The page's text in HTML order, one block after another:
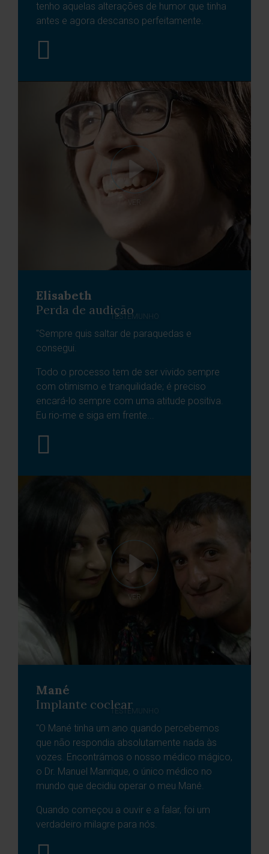
tenho aquelas alterações de humor que tinha
antes e agora descanso perfeitamente.
Elisabeth
Perda de audição
"Sempre quis saltar de paraquedas e
consegui.
Todo o processo tem de ser vivido sempre
com otimismo e tranquilidade; é preciso
encará-lo sempre com uma atitude positiva.
Eu rio-me e siga em frente...
TESTEMUNHO
Mané
Implante coclear
"O Mané tinha um ano quando percebemos
que não respondia absolutamente nada às
vozes. Encontrámos o nosso médico mágico,
o Dr. Manuel Manrique, o único médico no
mundo que decidiu operar o meu Mané.
Quando começou a ouvir e a falar, foi um
verdadeiro milagre para nós.
VER
TESTEMUNHO